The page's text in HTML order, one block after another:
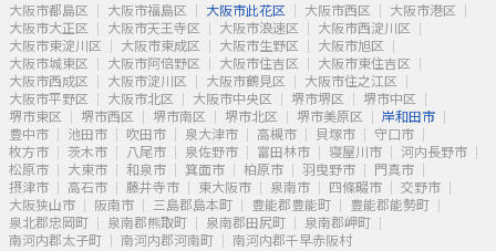
大阪市都島区 大阪市福島区 大阪市此花区 大阪市西区
大阪市港区
大阪市大正区
大阪市天王寺区 大阪市浪速区
大阪市西淀川区
大阪市東淀川区
大阪市東成区 大阪市生野区
大阪市旭区
大阪市城東区
大阪市阿倍野区 大阪市住吉区
大阪市東住吉区
大阪市西成区
大阪市淀川区 大阪市鶴見区
大阪市住之江区
大阪市平野区
大阪市北区 大阪市中央区 堺市堺区
堺市中区
堺市東区
堺市西区 堺市南区 堺市北区 堺市美原区
岸和田市
豊中市
池田市 吹田市 泉大津市 高槻市 貝塚市
守口市
枚方市
茨木市 八尾市 泉佐野市 富田林市 寝屋川市
河内長野市
松原市
大東市 和泉市 箕面市 柏原市 羽曳野市
門真市
摂津市
高石市 藤井寺市 東大阪市 泉南市 四條畷市
交野市
大阪狭山市
阪南市 三島郡島本町 豊能郡豊能町
豊能郡能勢町
泉北郡忠岡町
泉南郡熊取町 泉南郡田尻町
泉南郡岬町
南河内郡太子町
南河内郡河南町 南河内郡千早赤阪村